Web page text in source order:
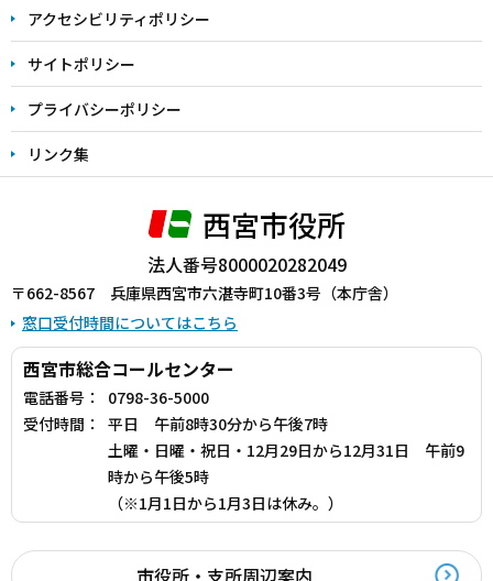
アクセシビリティポリシー
サイトポリシー
プライバシーポリシー
リンク集
西宮市役所
法人番号8000020282049
〒662-8567 兵庫県西宮市六湛寺町10番3号（本庁舎）
窓口受付時間についてはこちら
西宮市総合コールセンター
電話番号：
0798-36-5000
受付時間：
平日 午前8時30分から午後7時
土曜・日曜・祝日・12月29日から12月31日 午前9
時から午後5時
（※1月1日から1月3日は休み。）
市役所・支所周辺案内